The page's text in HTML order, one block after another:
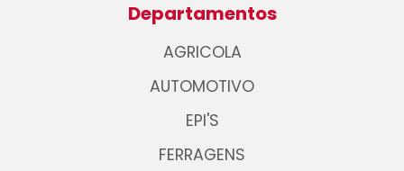
Departamentos
AGRICOLA
AUTOMOTIVO
EPI'S
FERRAGENS